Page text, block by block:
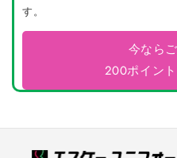
す。
今なら
200ポイン